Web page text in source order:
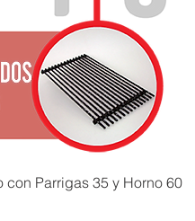
con Parrigas 35 y Horno 60